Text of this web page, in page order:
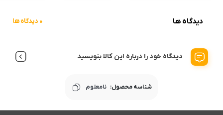
دیدگاه ها 0 دیدگاه ها
دیدگاه خود را درباره این کالا بنویسید
شناسه محصول: نامعلوم